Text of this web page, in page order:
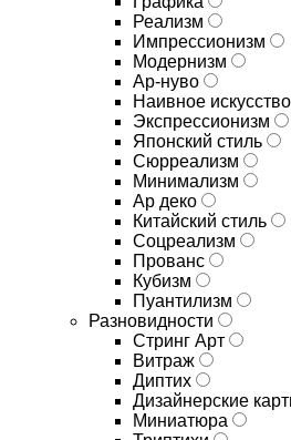
Реализм
Импрессионизм
Модернизм
Ар-нуво
Наивное искусство
Экспрессионизм
Японский стиль
Сюрреализм
Минимализм
Ар деко
Китайский стиль
Соцреализм
Прованс
Кубизм
Пуантилизм
Разновидности
Стринг Арт
Витраж
Диптих
Дизайнерские
Миниатюра